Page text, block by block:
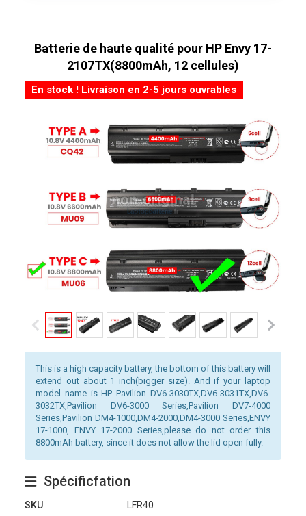
Batterie de haute qualité pour HP Envy 17-
2107TX(8800mAh, 12 cellules)
En stock ! Livraison en 2-5 jours ouvrables
This is a high capacity battery, the bottom of this battery will
extend out about 1 inch(bigger size). And if your laptop
model name is HP Pavilion DV6-3030TX,DV6-3031TX,DV6-
3032TX,Pavilion DV6-3000 Series,Pavilion DV7-4000
Series,Pavilion DM4-1000,DM4-2000,DM4-3000 Series,ENVY
17-1000, ENVY 17-2000 Series,please do not order this
8800mAh battery, since it does not allow the lid open fully.
Spécificfation
SKU
LFR40